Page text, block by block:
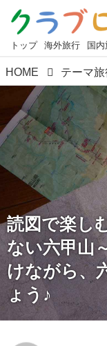
トップ 海外旅行 国
HOME テーマ旅
読図で楽し
ない六甲山
けながら、
ょう♪